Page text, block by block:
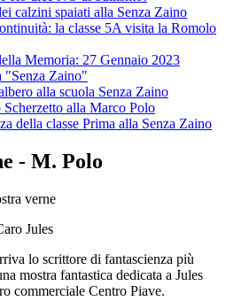
calzini spaiati alla Senza Zaino
la classe 5A visita la Romolo
Memoria: 27 Gennaio 2023
"Senza Zaino"
alla scuola Senza Zaino
alla Marco Polo
della classe Prima alla Senza Zaino
- M. Polo
Jules
lo scrittore di fantascienza più
mostra fantastica dedicata a Jules
commerciale Centro Piave.